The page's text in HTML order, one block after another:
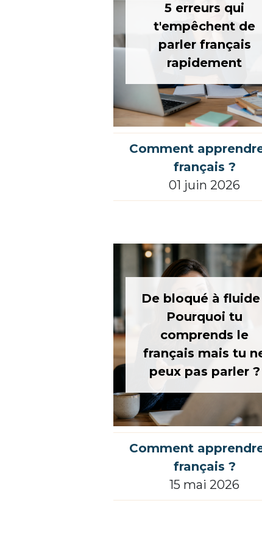
5 erreurs qui
t'empêchent de
parler français
rapidement
Comment
français ?
01 juin 2026
De bloqué à fluide
Pourquoi tu
comprends le
français mais tu
peux pas parler ?
Comment
français ?
15 mai 2026